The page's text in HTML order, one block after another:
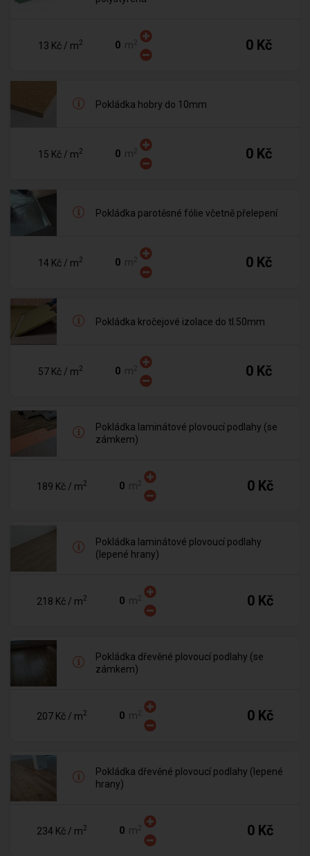
13 Kč/ m2 m2 0 Kč
Pokládka hobry do 10mm
15 Kč/ m2 m2 0 Kč
Pokládka parotěsné fólie včetně přelepení
14 Kč/ m2 m2 0 Kč
Pokládka kročejové izolace do tl.50mm
57 Kč/ m2 m2 0 Kč
Pokládka laminátové plovoucí podlahy (se
zámkem)
189 Kč / m2 m2 0 Kč
Pokládka laminátové plovoucí podlahy
(lepené hrany)
218 Kč / m2 m2 0 Kč
Pokládka dřevěné plovoucí podlahy (se
zámkem)
207 Kč / m2 m2 0 Kč
Pokládka dřevěné plovoucí podlahy (lepené
hrany)
234 Kč / m2 m2 0 Kč